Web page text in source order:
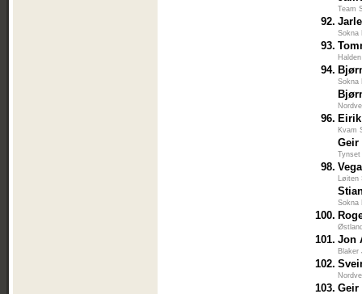
Team
92.
Sokna
93.
94.
Sokna
96.
Kvam
Geir
98.
Løiten
Sokna
100.
101. Jon
Blaker
102.
103.